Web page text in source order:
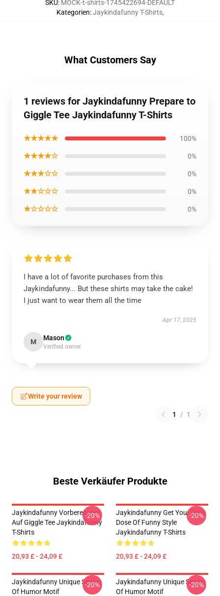
SKU: MOCK-t-shirts-1745422694-DEFAULT
Kategorien:Jaykindafunny T-Shirts,
What Customers Say
1 reviews for Jaykindafunny Prepare to
Giggle Tee Jaykindafunny T-Shirts
★★★★★ 100%
★★★★☆ 0%
★★★☆☆ 0%
★★☆☆☆ 0%
★☆☆☆☆ 0%
I have a lot of favorite purchases from this
Jaykindafunny... But these shirts may take the cake!
I just want to wear them all the time
Apr 17, 2025
M Mason
Verified owner
Write your review
1 / 1
Beste Verkäufer Produkte
Jaykindafunny Vorbereitung
Auf Giggle Tee Jaykindafunny
T-Shirts
20,93 £ - 24,09 £
-20%
Jaykindafunny Get Your Daily
Dose Of Funny Style
Jaykindafunny T-Shirts
20,93 £ - 24,09 £
-20%
Jaykindafunny Unique Sense
Of Humor Motif
-20%
Jaykindafunny Unique Sense
Of Humor Motif
-20%